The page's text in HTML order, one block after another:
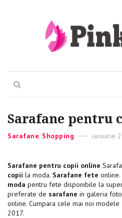
PinkGirl
Sarafane pentru
Categories
Sarafane, Shopping
Posted
ianuarie
Sarafane pentru copii online
copii la moda. Sarafane fete online.
moda pentru fete disponibile la
preferate de sarafane in galeria
online. Cumpara cele mai noi
2017.